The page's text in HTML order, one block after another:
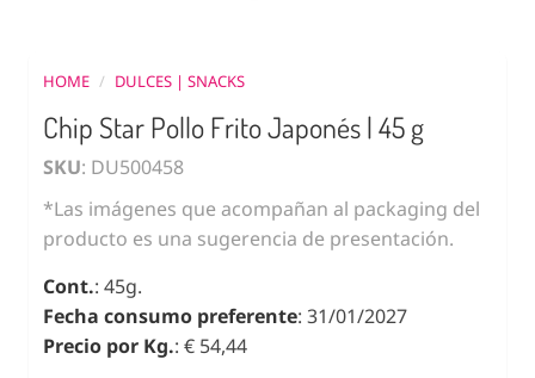
HOME / DULCES | SNACKS
Chip Star Pollo Frito Japonés | 45 g
SKU: DU500458
*Las imágenes que acompañan al packaging del
producto es una sugerencia de presentación.
Cont.: 45g.
Fecha consumo preferente: 31/01/2027
Precio por Kg.: € 54,44